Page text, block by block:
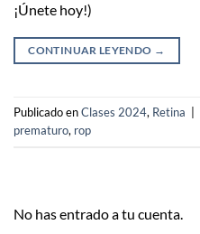
¡Únete hoy!)
CONTINUAR LEYENDO →
Publicado enClases 2024, Retina
prematuro, rop
No has entrado a tu cuenta.